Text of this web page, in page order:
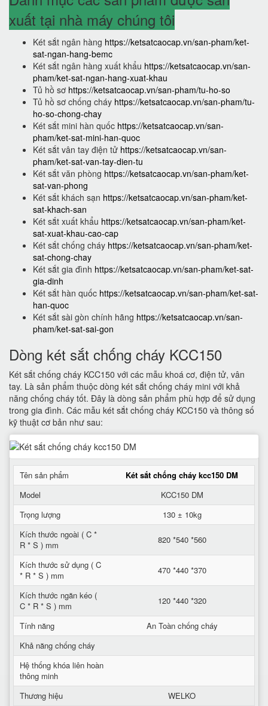
xuất tại nhà máy chúng tôi
Két sắt ngân hàng https://ketsatcaocap.vn/san-pham/ket-
sat-ngan-hang-bemc
Két sắt ngân hàng xuất khẩu https://ketsatcaocap.vn/san-
pham/ket-sat-ngan-hang-xuat-khau
Tủ hồ sơ https://ketsatcaocap.vn/san-pham/tu-ho-so
Tủ hồ sơ chống cháy https://ketsatcaocap.vn/san-pham/tu-
ho-so-chong-chay
Két sắt mini hàn quốc https://ketsatcaocap.vn/san-
pham/ket-sat-mini-han-quoc
Két sắt vân tay điện tử https://ketsatcaocap.vn/san-
pham/ket-sat-van-tay-dien-tu
Két sắt văn phòng https://ketsatcaocap.vn/san-pham/ket-
sat-van-phong
Két sắt khách sạn https://ketsatcaocap.vn/san-pham/ket-
sat-khach-san
Két sắt xuất khẩu https://ketsatcaocap.vn/san-pham/ket-
sat-xuat-khau-cao-cap
Két sắt chống cháy https://ketsatcaocap.vn/san-pham/ket-
sat-chong-chay
Két sắt gia đình https://ketsatcaocap.vn/san-pham/ket-sat-
gia-dinh
Két sắt hàn quốc https://ketsatcaocap.vn/san-pham/ket-sat-
han-quoc
Két sắt sài gòn chính hãng https://ketsatcaocap.vn/san-
pham/ket-sat-sai-gon
Dòng két sắt chống cháy KCC150
Két sắt chống cháy KCC150 với các mẫu khoá cơ, điện tử, vân
tay. Là sản phẩm thuộc dòng két sắt chống cháy mini với khả
năng chống cháy tốt. Đây là dòng sản phẩm phù hợp để sử dụng
trong gia đình. Các mẫu két sắt chống cháy KCC150 và thông số
kỹ thuật cơ bản như sau:
Tên sản phẩm
Két sắt chống cháy kcc150 DM
Model
KCC150 DM
Trọng lượng
130 ± 10kg
Kích thước ngoài ( C *
R * S ) mm
820 *540 *560
Kích thước sử dụng ( C
* R * S ) mm
470 *440 *370
Kích thước ngăn kéo (
C * R * S ) mm
120 *440 *320
Tính năng
An Toàn chống cháy
Khả năng chống cháy
Hệ thống khóa liên hoàn
thông minh
Thương hiệu
WELKO